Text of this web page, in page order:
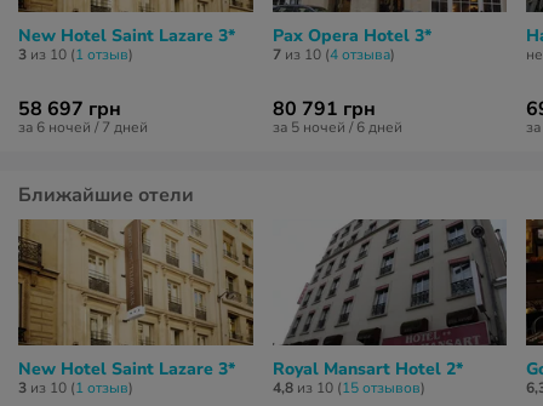
New Hotel Saint Lazare 3*
3 из 10 (1 отзыв)
58 697 грн
за 6 ночей / 7 дней
Pax Opera Hotel 3*
7из 10 (4 отзывa)
80 791 грн
за 5 ночей / 6 дней
Ближайшие отели
New Hotel Saint Lazare 3*
3 из 10 (1 отзыв)
Royal Mansart Hotel 2*
4,8из 10 (15 отзывов)